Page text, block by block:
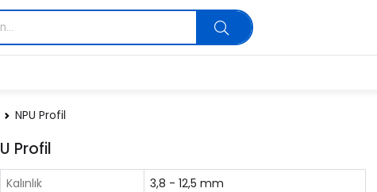
NPU Profil
U Profil
Kalınlık
3,8 - 12,5 mm